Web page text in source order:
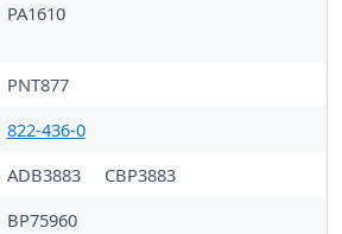
PA1610
PNT877
822-436-0
ADB3883
CBP3883
BP75960